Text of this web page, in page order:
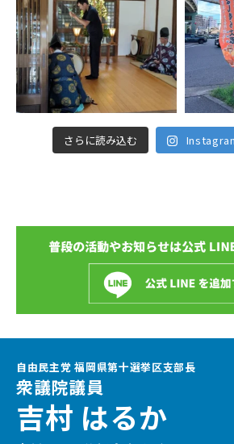
さらに読み込む
自由民主党 福岡県第十選挙区支部長
衆議院議員
吉村 はるか